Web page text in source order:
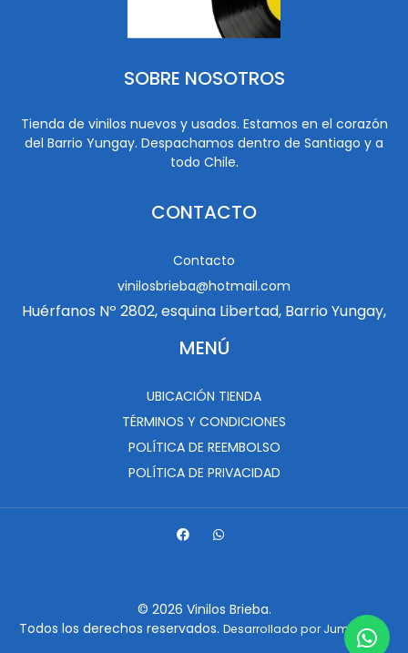
SOBRE NOSOTROS
Tienda de vinilos nuevos y usados. Estamos en el corazón
del Barrio Yungay. Despachamos dentro de Santiago y a
todo Chile.
CONTACTO
Contacto
vinilosbrieba@hotmail.com
Huérfanos Nº 2802, esquina Libertad, Barrio Yungay,
MENÚ
UBICACIÓN TIENDA
TÉRMINOS Y CONDICIONES
POLÍTICA DE REEMBOLSO
POLÍTICA DE PRIVACIDAD
© 2026 Vinilos Brieba.
Todos los derechos reservados. Desarrollado por Jumpseller.